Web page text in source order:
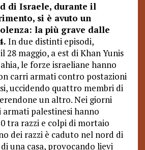
di Israele, durante il
si è avuto un
la più grave dalle
In due distinti episodi,
28 maggio, a est di Khan Yunis
le forze israeliane hanno
carri armati contro postazioni
uccidendo quattro membri di
un altro. Nei giorni
armati palestinesi hanno
tra razzi e colpi di mortaio
dei razzi è caduto nel nord di
una casa, provocando lievi